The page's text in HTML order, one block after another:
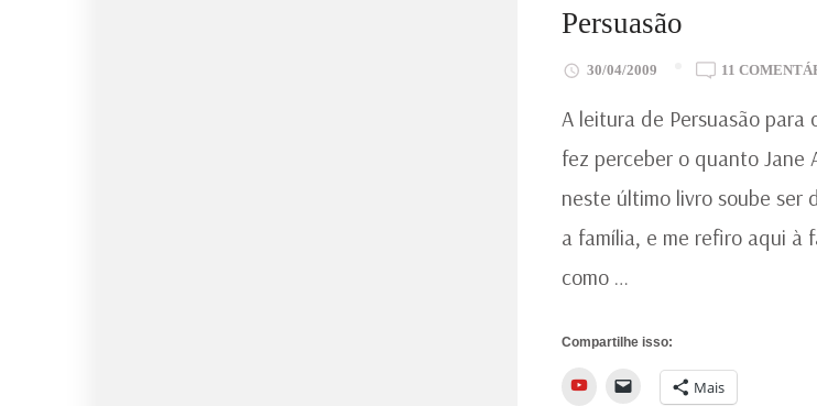
Persuasão
30/04/2009 11
A leitura de Persuasão para
fez perceber o quanto Jane
neste último livro soube ser
a família, e me refiro aqui à
como …
Compartilhe isso:
YouTube Mais